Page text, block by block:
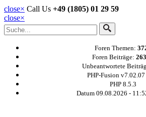
close× Call Us +49 (1805) 01 29 59
close×
Foren Themen:
Foren Beiträge:
Unbeantwortete
PHP-Fusion
PHP 8.5.3
Datum 09.08.2026 -